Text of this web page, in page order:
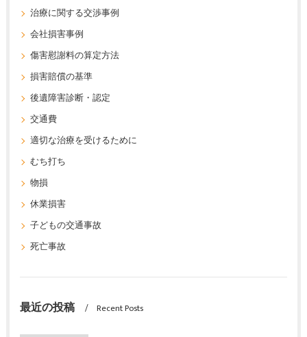
治療に関する交渉事例
会社損害事例
傷害慰謝料の算定方法
損害賠償の基準
後遺障害診断・認定
交通費
適切な治療を受けるために
むち打ち
物損
休業損害
子どもの交通事故
死亡事故
最近の投稿 Recent Posts